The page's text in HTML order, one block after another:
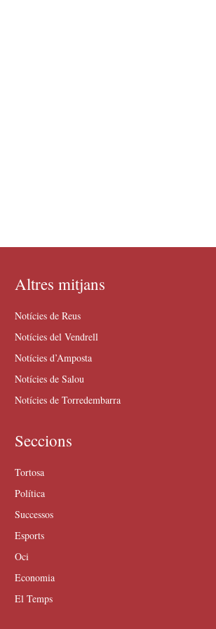
Altres mitjans
Notícies de Reus
Notícies del Vendrell
Notícies d’Amposta
Notícies de Salou
Notícies de Torredembarra
Seccions
Tortosa
Política
Successos
Esports
Oci
Economia
El Temps